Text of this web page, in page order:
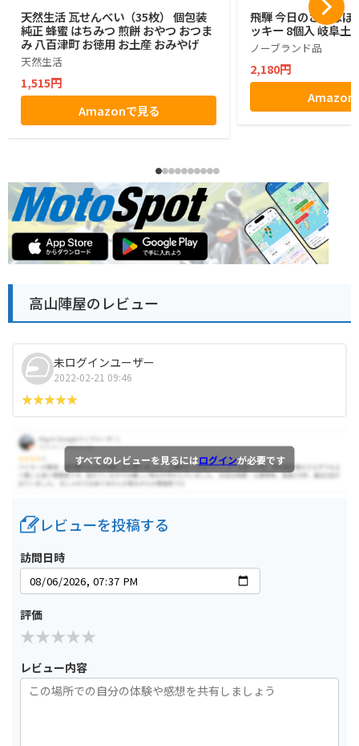
天然生活 瓦せんべい（35枚） 個包装
純正 蜂蜜 はちみつ 煎餅 おやつ おつま
み 八百津町 お徳用 お土産 おみやげ
天然生活
1,515円
Amazonで見る
飛騨 今日のさるぼぼ
ッキー 8個入 岐阜土
ノーブランド品
2,180円
Amazon
高山陣屋のレビュー
未ログインユーザー
2022-02-21 09:46
すべてのレビューを見るにはログインが必要です
レビューを投稿する
訪問日時
評価
レビュー内容